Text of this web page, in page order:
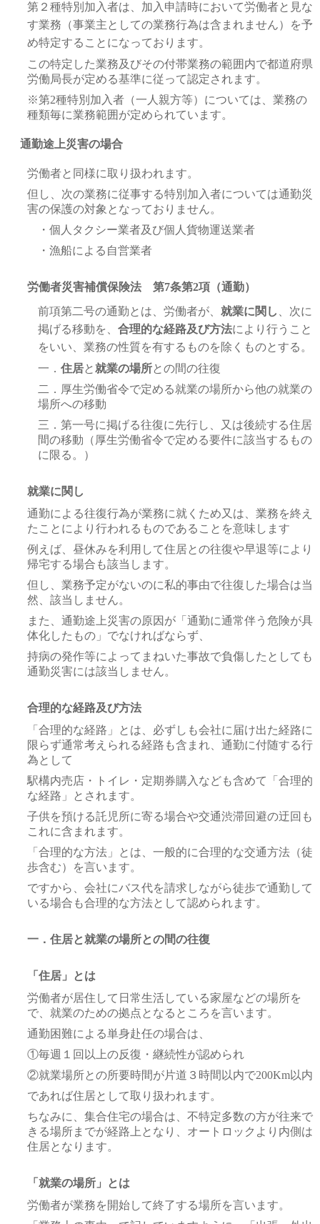
第２種特別加入者は、加入申請時において労働者と見な
す業務（事業主としての業務行為は含まれません）を予
め特定することになっております。
この特定した業務及びその付帯業務の範囲内で都道府県
労働局長が定める基準に従って認定されます。
※第2種特別加入者（一人親方等）については、業務の
種類毎に業務範囲が定められています。
通勤途上災害の場合
労働者と同様に取り扱われます。
但し、次の業務に従事する特別加入者については通勤災
害の保護の対象となっておりません。
・個人タクシー業者及び個人貨物運送業者
・漁船による自営業者
労働者災害補償保険法 第7条第2項（通勤）
前項第二号の通勤とは、労働者が、 就業に関し
、次に
掲げる移動を、 合理的な経路及び方法により行うこと
をいい、業務の性質を有するものを除くものとする。
一． 住居と就業の場所との間の往復
二．厚生労働省令で定める就業の場所から他の就業の
場所への移動
三．第一号に掲げる往復に先行し、又は後続する住居
間の移動（厚生労働省令で定める要件に該当するもの
に限る。）
就業に関し
通勤による往復行為が業務に就くため又は、業務を終え
たことにより行われるものであることを意味します
例えば、昼休みを利用して住居との往復や早退等により
帰宅する場合も該当します。
但し、業務予定がないのに私的事由で往復した場合は当
然、該当しません。
また、通勤途上災害の原因が「通勤に通常伴う危険が具
体化したもの」でなければならず、
持病の発作等によってまねいた事故で負傷したとしても
通勤災害には該当しません。
合理的な経路及び方法
「合理的な経路」とは、必ずしも会社に届け出た経路に
限らず通常考えられる経路も含まれ、通勤に付随する行
為として
駅構内売店・トイレ・定期券購入なども含めて「合理的
な経路」とされます。
子供を預ける託児所に寄る場合や交通渋滞回避の迂回も
これに含まれます。
「合理的な方法」とは、一般的に合理的な交通方法（徒
歩含む）を言います。
ですから、会社にバス代を請求しながら徒歩で通勤して
いる場合も合理的な方法として認められます。
一．住居と就業の場所との間の往復
「住居」とは
労働者が居住して日常生活している家屋などの場所を
で、就業のための拠点となるところを言います。
通勤困難による単身赴任の場合は、
①毎週１回以上の反復・継続性が認められ
②就業場所との所要時間が片道３時間以内で200Km以内
であれば住居として取り扱われます。
ちなみに、集合住宅の場合は、不特定多数の方が往来で
きる場所までが経路上となり、オートロックより内側は
住居となります。
「就業の場所」とは
労働者が業務を開始して終了する場所を言います。